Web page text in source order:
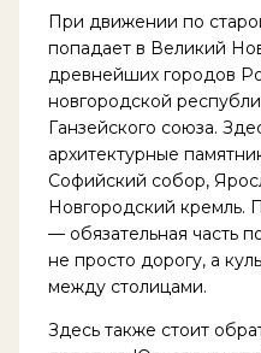
При движении по
попадает в Великий
древнейших городов
новгородской
Ганзейского союза.
архитектурные
Софийский собор,
Новгородский кремль.
— обязательная часть
не просто дорогу, а
между столицами.
Здесь также стоит